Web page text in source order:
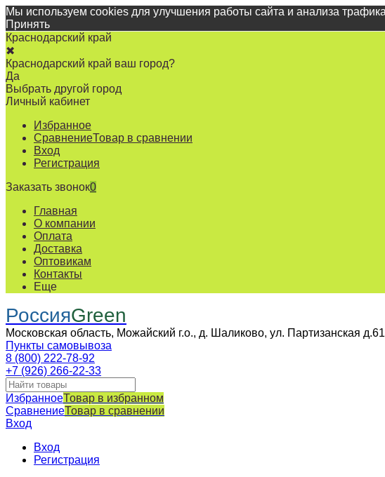
Мы используем cookies для улучшения работы сайта и анализа
Принять
Краснодарский край
✖
Краснодарский край ваш город?
Да
Выбрать другой город
Личный кабинет
Избранное
СравнениеТовар в сравнении
Вход
Регистрация
Заказать звонок0
Главная
О компании
Оплата
Доставка
Оптовикам
Контакты
Еще
РоссияGreen
Московская область, Можайский г.о., д. Шаликово, ул. Партизанская
Пункты самовывоза
8 (800) 222-78-92
+7 (926) 266-22-33
ИзбранноеТовар в избранном
СравнениеТовар в сравнении
Вход
Вход
Регистрация